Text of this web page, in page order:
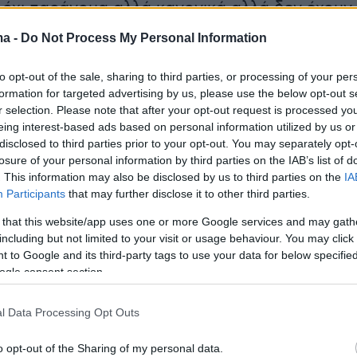
- Do Not Process My Personal Information
opt-out of the sale, sharing to third parties, or processing of your
for targeted advertising by us, please use the below opt-out
selection. Please note that after your opt-out request is processed
interest-based ads based on personal information utilized by us
to third parties prior to your opt-out. You may separately
of your personal information by third parties on the IAB’s list of
This information may also be disclosed by us to third parties on the
Participants that may further disclose it to other third parties.
that this website/app uses one or more Google services and may
but not limited to your visit or usage behaviour. You may
to Google and its third-party tags to use your data for below
consent section.
Data Processing Opt Outs
opt-out of the Sharing of my personal data.
παράνομα αλλά κανονικά αλλά δεν έχουν
και αυτό είναι απίστευτο. Οι άνθρωποι
Ίσως φοβούνται ότι αν φύγουν τα μάρμαρα
άλλα αντικείμενα αλλά αυτό δεν θα γίνει»
συγγραφέας
εξέφρασε την εκτίμηση ότι «αλλάζει το
. Σιγά-σιγά η γνώμη των Άγγλων έχει
πιο πολλοί πιστεύουν ότι πρέπει να
στην Ελλάδα. Σχεδόν το 70% το πιστεύει
δική μας απόφαση».